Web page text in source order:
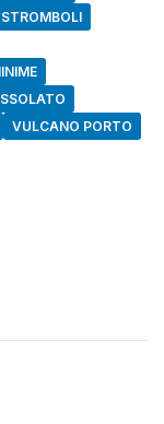
STROMBOLI
VULCANO PORTO